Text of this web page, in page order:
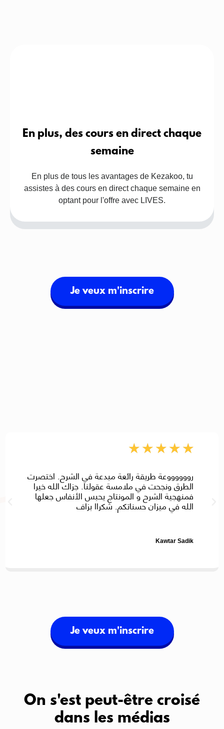
En plus, des cours en direct chaque
semaine
En plus de tous les avantages de Kezakoo, tu
assistes à des cours en direct chaque semaine en
optant pour l'offre avec LIVES.
Je veux m'inscrire
★
★
★
★
★
Kawtar Sadik
رووووووعة طريقة رائعة مبدعة في الشرح. اختصرت
الطرق ونجحت في ملامسة عقولنا. جزاك الله خيرا
فمنهجية الشرح و المونتاج يحبس الأنفاس جعلها
الله في ميزان حسناتكم. شكراا بزاف
Je veux m'inscrire
On s'est peut-être croisé
dans les médias